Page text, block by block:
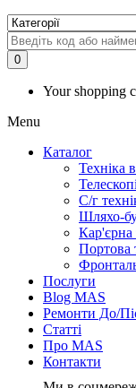
0
Your shopping
Menu
Каталог
Техніка
С/г
Шляхо-
Кар'єрна
Портова
Послуги
Blog MAS
Ремонти До/
Статті
Про MAS
Контакти